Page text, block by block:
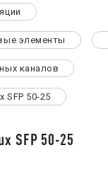
элементы
каналов
SFP 50-25
SFP 50-25